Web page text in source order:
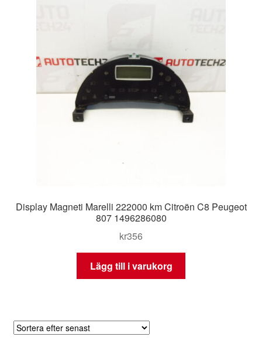
Display Magneti Marelli 222000 km Citroën C8 Peugeot
807 1496286080
kr356
Lägg till i varukorg